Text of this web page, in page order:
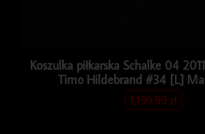
Koszulka piłkarska Schalke 04
Timo Hildebrand #34 [L]
1,199.99zł